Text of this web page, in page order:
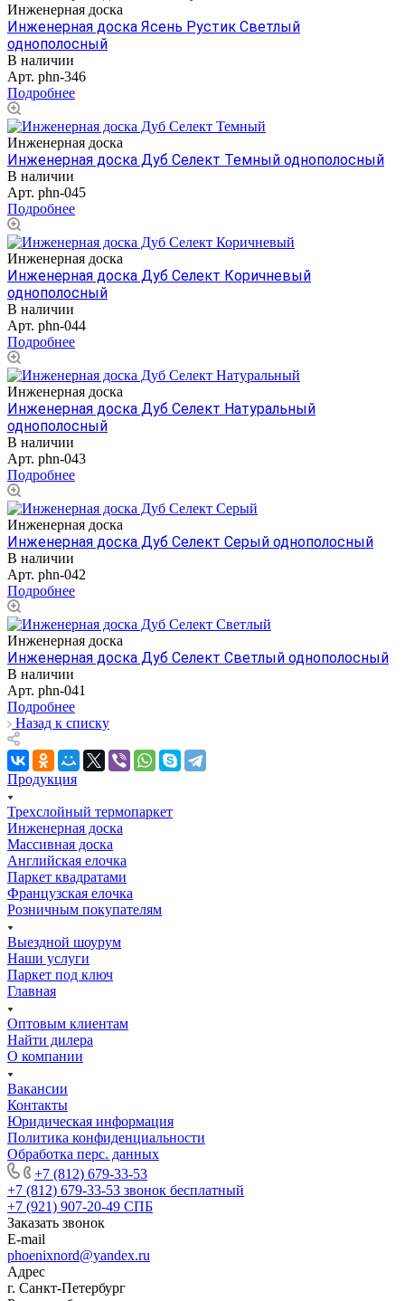
Инженерная доска
Инженерная доска Ясень Рустик Светлый
однополосный
В наличии
Арт. phn-346
Подробнее
Инженерная доска
Инженерная доска Дуб Селект Темный однополосный
В наличии
Арт. phn-045
Подробнее
Инженерная доска
Инженерная доска Дуб Селект Коричневый
однополосный
В наличии
Арт. phn-044
Подробнее
Инженерная доска
Инженерная доска Дуб Селект Натуральный
однополосный
В наличии
Арт. phn-043
Подробнее
Инженерная доска
Инженерная доска Дуб Селект Серый однополосный
В наличии
Арт. phn-042
Подробнее
Инженерная доска
Инженерная доска Дуб Селект Светлый однополосный
В наличии
Арт. phn-041
Подробнее
Назад к списку
Продукция
Трехслойный термопаркет
Инженерная доска
Массивная доска
Английская елочка
Паркет квадратами
Французская елочка
Розничным покупателям
Выездной шоурум
Наши услуги
Паркет под ключ
Главная
Оптовым клиентам
Найти дилера
О компании
Вакансии
Контакты
Юридическая информация
Политика конфиденциальности
Обработка перс. данных
+7 (812) 679-33-53
+7 (812) 679-33-53 звонок бесплатный
+7 (921) 907-20-49 СПБ
Заказать звонок
E-mail
phoenixnord@yandex.ru
Адрес
г. Санкт-Петербург